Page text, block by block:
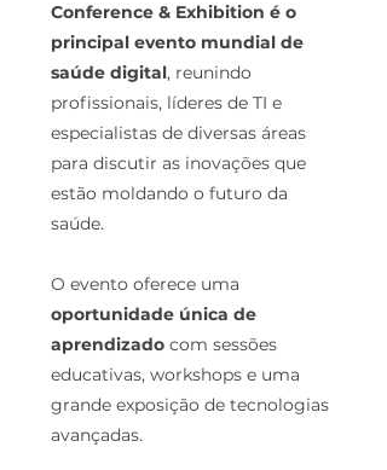
Conference & Exhibition é o
principal evento mundial de
saúde digital, reunindo
profissionais, líderes de TI e
especialistas de diversas áreas
para discutir as inovações que
estão moldando o futuro da
saúde.
O evento oferece uma
oportunidade única de
aprendizado com sessões
educativas, workshops e uma
grande exposição de tecnologias
avançadas.